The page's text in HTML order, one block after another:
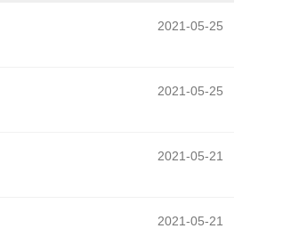
2021-05-25
2021-05-25
2021-05-21
2021-05-21